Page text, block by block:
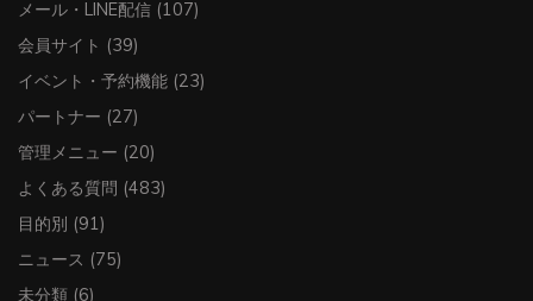
メール・LINE配信 (107)
会員サイト (39)
イベント・予約機能 (23)
パートナー (27)
管理メニュー (20)
よくある質問 (483)
目的別 (91)
ニュース (75)
未分類 (6)